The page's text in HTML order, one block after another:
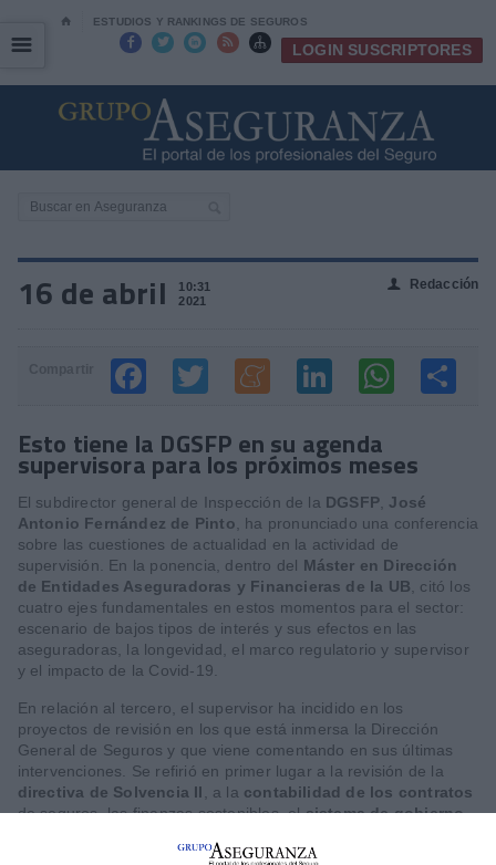
⌂ ESTUDIOS Y RANKINGS DE SEGUROS
     LOGIN SUSCRIPTORES
☰
☰
16 de abril
10:31
2021
👤 Redacción
Esto tiene la DGSFP en su agenda
supervisora para los próximos meses
El subdirector general de Inspección de la DGSFP José
Antonio Fernández de Pinto , ha pronunciado una conferencia
sobre las cuestiones de actualidad en la actividad de
supervisión. En la ponencia, dentro del Máster en Dirección
de Entidades Aseguradoras y Financieras de la UB , citó los
cuatro ejes fundamentales en estos momentos para el sector:
escenario de bajos tipos de interés y sus efectos en las
aseguradoras, la longevidad, el marco regulatorio y supervisor
y el impacto de la Covid-19.
En relación al tercero, el supervisor ha incidido en los
proyectos de revisión en los que está inmersa la Dirección
General de Seguros y que viene comentando en sus últimas
intervenciones. Se refirió en primer lugar a la revisión de la
directiva de Solvencia II , a la contabilidad de los contratos
de seguros, las finanzas sostenibles, elsistema de gobierno
complementarios al procedimiento de supervisión por